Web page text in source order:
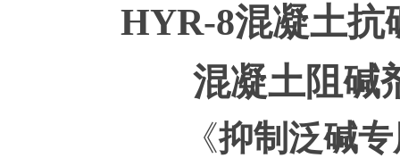
HYR-8混凝土抗
混凝土阻碱
《抑制泛碱